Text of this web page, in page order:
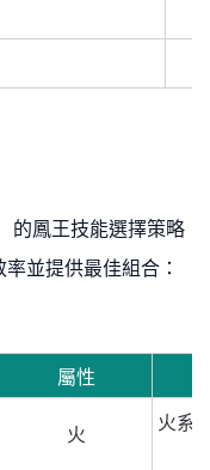
的鳳王技能選擇策略
並提供最佳組合：
屬性
火
火系